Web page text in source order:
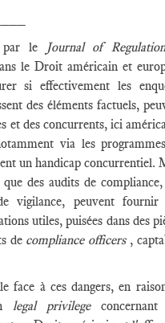
le
Journal of
le Droit américain et
si effectivement les
des éléments factuels,
et des concurrents, ici
via les
un handicap concurrentiel.
des audits de
vigilance, peuvent fournir
utiles, puisées dans des
de compliance officers ,
face à ces dangers, en
legal privilege concernant